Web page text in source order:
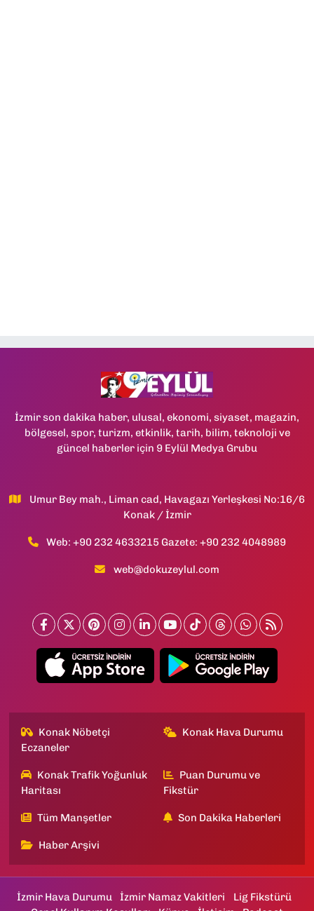
İzmir son dakika haber, ulusal, ekonomi, siyaset, magazin,
bölgesel, spor, turizm, etkinlik, tarih, bilim, teknoloji ve
güncel haberler için 9 Eylül Medya Grubu
Umur Bey mah., Liman cad, Havagazı Yerleşkesi No:16/6
Konak / İzmir
Web: +90 232 4633215 Gazete: +90 232 4048989
web@dokuzeylul.com
Konak Nöbetçi
Eczaneler
Konak Hava Durumu
Konak Trafik Yoğunluk
Haritası
Puan Durumu ve
Fikstür
Tüm Manşetler Son Dakika Haberleri
Haber Arşivi
İzmir Hava Durumu İzmir Namaz Vakitleri
Lig Fikstürü